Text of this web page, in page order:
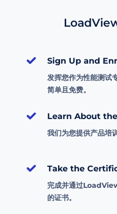
Sign Up and
发挥您作为性能测试
简单且免费。
Learn About
我们为您提供产品培
Take the
完成并通过
的证书。